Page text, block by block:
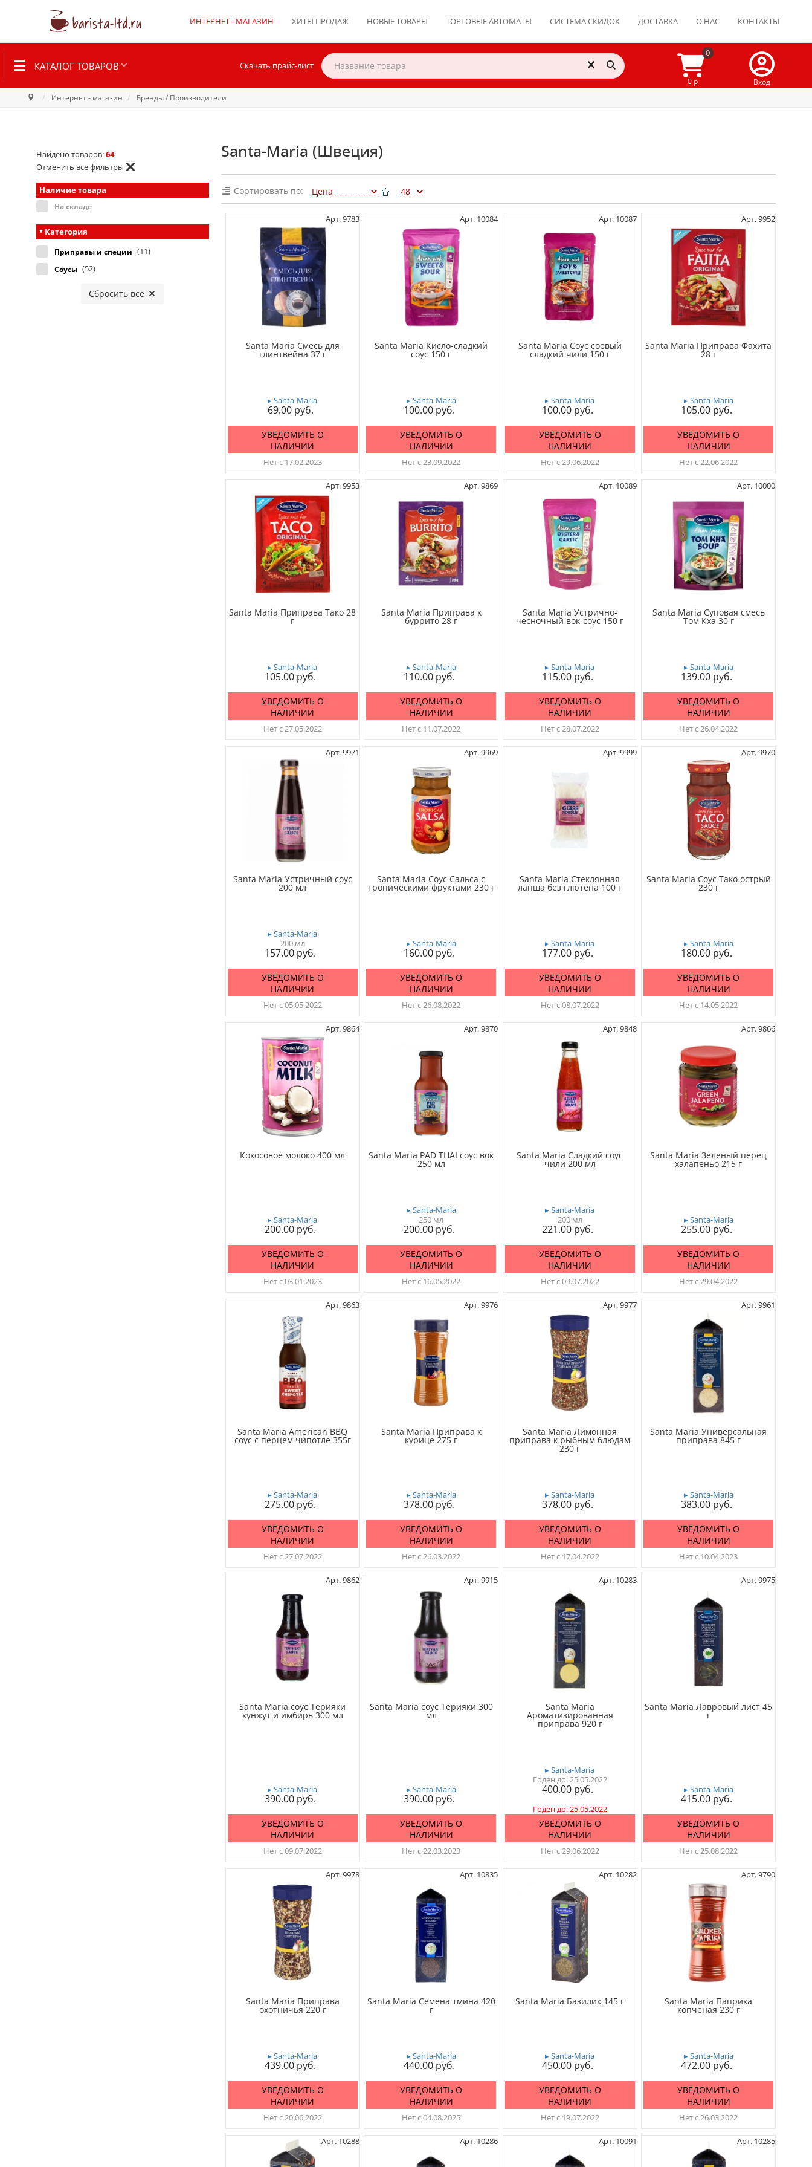
ИНТЕРНЕТ - МАГАЗИН ХИТЫ ПРОДАЖ НОВЫЕ ТОВАРЫ ТОРГОВЫЕ АВТОМАТЫ СИСТЕМА СКИДОК ДОСТАВКА О НАС КОНТАКТЫ
КАТАЛОГ ТОВАРОВ Скачать прайс-лист
0
0 р
Вход
Интернет - магазин
Бренды / Производители
Santa-Maria (Швеция)
Сортировать по:
Арт. 9783
Santa Maria Смесь для
глинтвейна 37 г
▸ Santa-Maria
69.00
УВЕДОМИТЬ О
НАЛИЧИИ
Нет с 17.02.2023
Арт. 10084
Santa Maria Кисло-сладкий
соус 150 г
▸ Santa-Maria
100.00
УВЕДОМИТЬ О
НАЛИЧИИ
Нет с 23.09.2022
Арт. 10087
Santa Maria Соус соевый
сладкий чили 150 г
▸ Santa-Maria
100.00
УВЕДОМИТЬ О
НАЛИЧИИ
Нет с 29.06.2022
Арт. 9952
Santa Maria Приправа Фахита
28 г
▸ Santa-Maria
105.00
УВЕДОМИТЬ О
НАЛИЧИИ
Нет с 22.06.2022
Арт. 9953
Santa Maria Приправа Тако 28
г
▸ Santa-Maria
105.00
УВЕДОМИТЬ О
НАЛИЧИИ
Нет с 27.05.2022
Арт. 9869
Santa Maria Приправа к
буррито 28 г
▸ Santa-Maria
110.00
УВЕДОМИТЬ О
НАЛИЧИИ
Нет с 11.07.2022
Арт. 10089
Santa Maria Устрично-
чесночный вок-соус 150 г
▸ Santa-Maria
115.00
УВЕДОМИТЬ О
НАЛИЧИИ
Нет с 28.07.2022
Арт. 10000
Santa Maria Суповая смесь
Том Кха 30 г
▸ Santa-Maria
139.00
УВЕДОМИТЬ О
НАЛИЧИИ
Нет с 26.04.2022
Арт. 9971
Santa Maria Устричный соус
200 мл
▸ Santa-Maria
200 мл
157.00
УВЕДОМИТЬ О
НАЛИЧИИ
Нет с 05.05.2022
Арт. 9969
Santa Maria Соус Сальса с
тропическими фруктами 230 г
▸ Santa-Maria
160.00
УВЕДОМИТЬ О
НАЛИЧИИ
Нет с 26.08.2022
Арт. 9999
Santa Maria Стеклянная
лапша без глютена 100 г
▸ Santa-Maria
177.00
УВЕДОМИТЬ О
НАЛИЧИИ
Нет с 08.07.2022
Арт. 9970
Santa Maria Соус Тако острый
230 г
▸ Santa-Maria
180.00
УВЕДОМИТЬ О
НАЛИЧИИ
Нет с 14.05.2022
Арт. 9864
Кокосовое молоко 400 мл
▸ Santa-Maria
200.00
УВЕДОМИТЬ О
НАЛИЧИИ
Нет с 03.01.2023
Арт. 9870
Santa Maria PAD THAI соус вок
250 мл
▸ Santa-Maria
250 мл
200.00
УВЕДОМИТЬ О
НАЛИЧИИ
Нет с 16.05.2022
Арт. 9848
Santa Maria Сладкий соус
чили 200 мл
▸ Santa-Maria
200 мл
221.00
УВЕДОМИТЬ О
НАЛИЧИИ
Нет с 09.07.2022
Арт. 9866
Santa Maria Зеленый перец
халапеньо 215 г
▸ Santa-Maria
255.00
УВЕДОМИТЬ О
НАЛИЧИИ
Нет с 29.04.2022
Арт. 9863
Santa Maria American BBQ
соус с перцем чипотле 355г
▸ Santa-Maria
275.00
УВЕДОМИТЬ О
НАЛИЧИИ
Нет с 27.07.2022
Арт. 9976
Santa Maria Приправа к
курице 275 г
▸ Santa-Maria
378.00
УВЕДОМИТЬ О
НАЛИЧИИ
Нет с 26.03.2022
Арт. 9977
Santa Maria Лимонная
приправа к рыбным блюдам
230 г
▸ Santa-Maria
378.00
УВЕДОМИТЬ О
НАЛИЧИИ
Нет с 17.04.2022
Арт. 9961
Santa Maria Универсальная
приправа 845 г
▸ Santa-Maria
383.00
УВЕДОМИТЬ О
НАЛИЧИИ
Нет с 10.04.2023
Арт. 9862
Santa Maria соус Терияки
кунжут и имбирь 300 мл
▸ Santa-Maria
390.00
УВЕДОМИТЬ О
НАЛИЧИИ
Нет с 09.07.2022
Арт. 9915
Santa Maria соус Терияки 300
мл
▸ Santa-Maria
390.00
УВЕДОМИТЬ О
НАЛИЧИИ
Нет с 22.03.2023
Арт. 10283
Santa Maria
Ароматизированная
приправа 920 г
▸ Santa-Maria
Годен до: 25.05.2022
400.00
Годен до: 25.05.2022
УВЕДОМИТЬ О
НАЛИЧИИ
Нет с 29.06.2022
Арт. 9975
Santa Maria Лавровый лист 45
г
▸ Santa-Maria
415.00
УВЕДОМИТЬ О
НАЛИЧИИ
Нет с 25.08.2022
Арт. 9978
Santa Maria Приправа
охотничья 220 г
▸ Santa-Maria
439.00
УВЕДОМИТЬ О
НАЛИЧИИ
Нет с 20.06.2022
Арт. 10835
Santa Maria Семена тмина 420
г
▸ Santa-Maria
440.00
УВЕДОМИТЬ О
НАЛИЧИИ
Нет с 04.08.2025
Арт. 10282
Santa Maria Базилик 145 г
▸ Santa-Maria
450.00
УВЕДОМИТЬ О
НАЛИЧИИ
Нет с 19.07.2022
Арт. 9790
Santa Maria Паприка
копченая 230 г
▸ Santa-Maria
472.00
УВЕДОМИТЬ О
НАЛИЧИИ
Нет с 26.03.2022
Арт. 10288 Арт. 10286 Арт. 10091 Арт. 10285
Найдено товаров:64
Отменить все фильтры
Наличие товара
На складе
Категория
Приправы и специи (11)
Соусы (52)
Сбросить все